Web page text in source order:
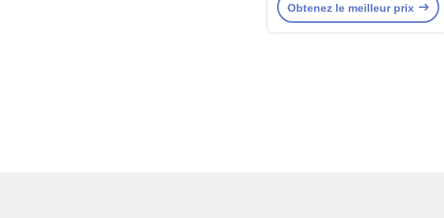
Batteries pour bateau
Obtenez le meilleur prix